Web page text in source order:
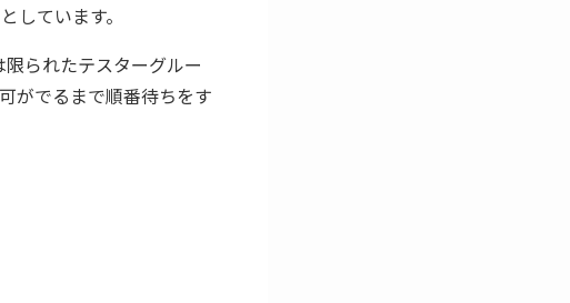
しています。
られたテスターグルー
がでるまで順番待ちをす